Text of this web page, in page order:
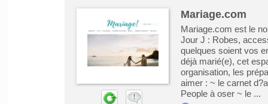
Mariage.com
Mariage.com est le
Jour J : Robes,
quelques soient vos
déjà marié(e), cet
organisation, les
aimer : ~ le carnet
People à oser ~ le ...